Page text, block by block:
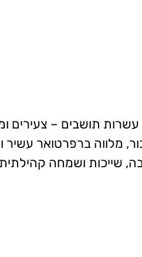
עשרות תושבים – צעירים
מלווה ברפרטואר עשיר
שייכות ושמחה